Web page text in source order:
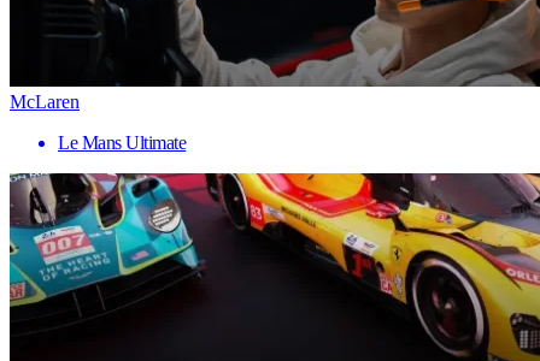
McLaren
Le Mans Ultimate